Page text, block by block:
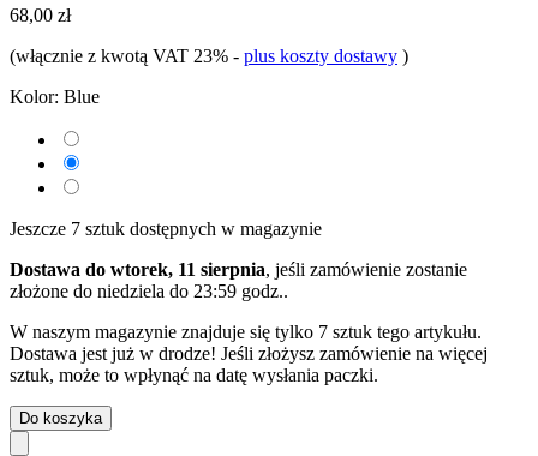
68,00 zł
(włącznie z kwotą VAT 23% - plus koszty dostawy )
Kolor: Blue
Jeszcze 7 sztuk dostępnych w magazynie
Dostawa do wtorek, 11 sierpnia, jeśli zamówienie zostanie
złożone do niedziela do 23:59 godz..
W naszym magazynie znajduje się tylko 7 sztuk tego artykułu.
Dostawa jest już w drodze! Jeśli złożysz zamówienie na więcej
sztuk, może to wpłynąć na datę wysłania paczki.
Do koszyka